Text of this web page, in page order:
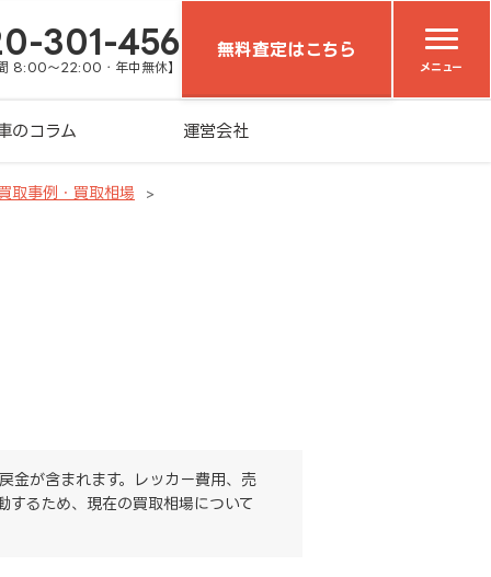
301-456
8:00～22:00・年中無休】
無料査定はこちら
メニュー
のコラム 運営会社
取事例・買取相場
金が含まれます。レッカー費用、売
するため、現在の買取相場について